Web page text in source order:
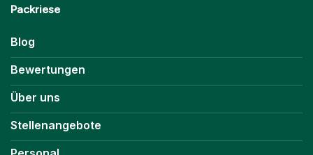
Packriese
Blog
Bewertungen
Über uns
Stellenangebote